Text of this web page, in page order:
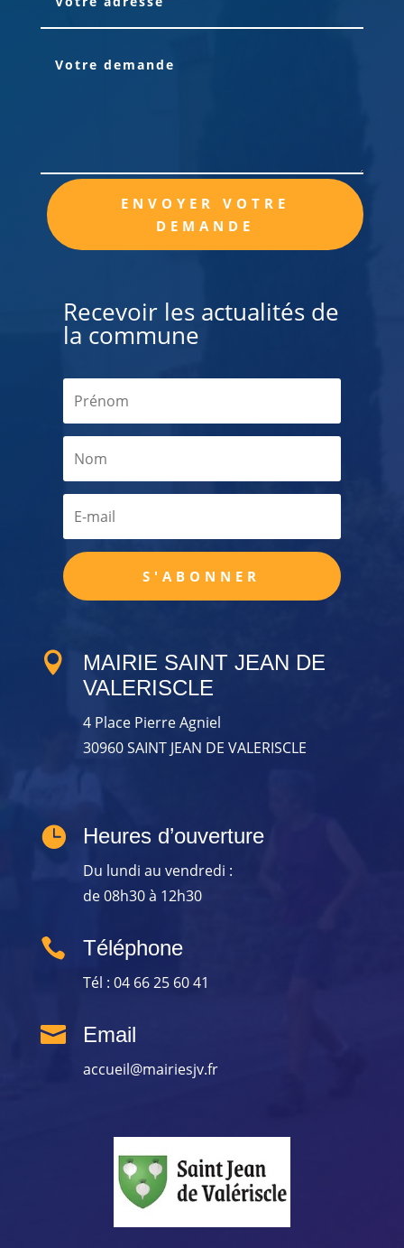
ENVOYER VOTRE
DEMANDE
Alternative:
Recevoir les actualités de
la commune
S'ABONNER

MAIRIE SAINT JEAN DE
VALERISCLE
4 Place Pierre Agniel
30960 SAINT JEAN DE VALERISCLE
 Heures d’ouverture
Du lundi au vendredi :
de 08h30 à 12h30
 Téléphone
Tél : 04 66 25 60 41
 Email
accueil@mairiesjv.fr